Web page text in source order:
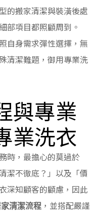
的搬家清潔與裝潢後處
部項目都照顧周到。
自身需求彈性選擇，無
清潔難題，御用專業洗
與專業
業洗衣
時，最擔心的莫過於
潔不徹底？」以及「價
深知顧客的顧慮，因此
清潔流程 ，並搭配嚴謹